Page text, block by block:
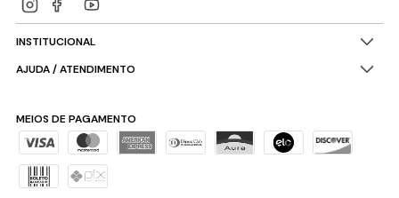
INSTITUCIONAL
AJUDA / ATENDIMENTO
MEIOS DE PAGAMENTO